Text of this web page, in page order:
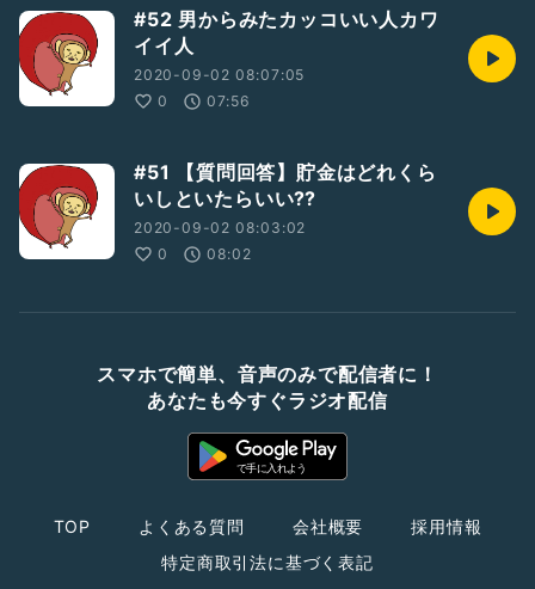
#52 男からみたカッコいい人カワ
イイ人
2020-09-02 08:07:05
0
07:56
#51 【質問回答】貯金はどれくら
いしといたらいい⁇
2020-09-02 08:03:02
0
08:02
スマホで簡単、音声のみで配信者に！
あなたも今すぐラジオ配信
TOP よくある質問 会社概要
採用情報
特定商取引法に基づく表記